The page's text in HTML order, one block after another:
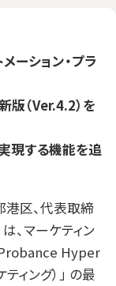
ーション・プラ
（Ver.4.2）を
現する機能を追
港区、代表取締
、マーケティン
Probance Hyper
ィング）」 の最